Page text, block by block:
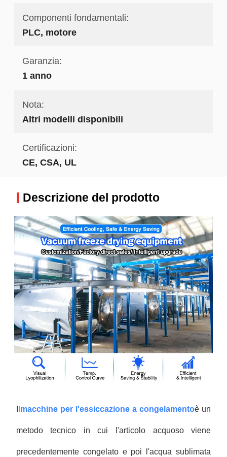
Componenti fondamentali:
PLC, motore
Garanzia:
1 anno
Nota:
Altri modelli disponibili
Certificazioni:
CE, CSA, UL
Descrizione del prodotto
macchine per l'essiccazione a congelamentoè un
metodo tecnico in cui l'articolo acquoso viene
precedentemente congelato e poi l'acqua sublimata